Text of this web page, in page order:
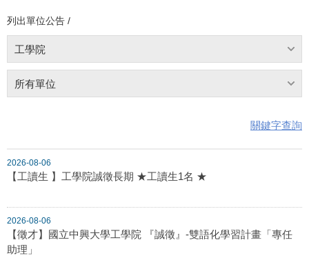
列出單位公告 /
工學院
所有單位
關鍵字查詢
2026-08-06
【工讀生 】工學院誠徵長期 ★工讀生1名 ★
2026-08-06
【徵才】國立中興大學工學院 『誠徵』-雙語化學習計畫「專任
助理」